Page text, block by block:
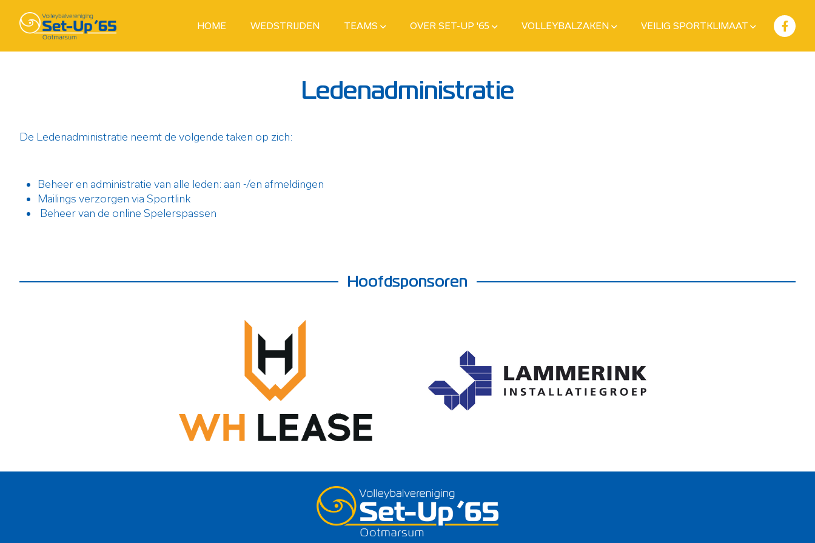
HOME WEDSTRIJDEN TEAMS OVER SET-UP '65 VOLLEYBALZAKEN VEILIG SPORTKLIMAAT
Ledenadministratie
De Ledenadministratie neemt de volgende taken op zich:
Beheer en administratie van alle leden: aan -/en afmeldingen
Mailings verzorgen via Sportlink
Beheer van de online Spelerspassen
Hoofdsponsoren